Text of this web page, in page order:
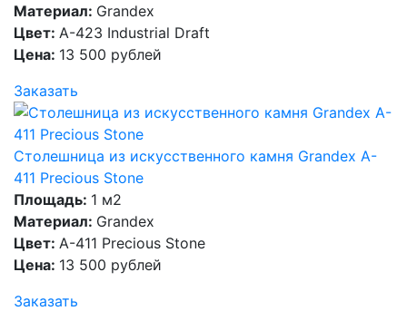
Материал: Grandex
Цвет: A-423 Industrial Draft
Цена: 13 500 рублей
Заказать
Столешница из искусственного камня Grandex A-
411 Precious Stone
Площадь: 1 м2
Материал: Grandex
Цвет: A-411 Precious Stone
Цена: 13 500 рублей
Заказать